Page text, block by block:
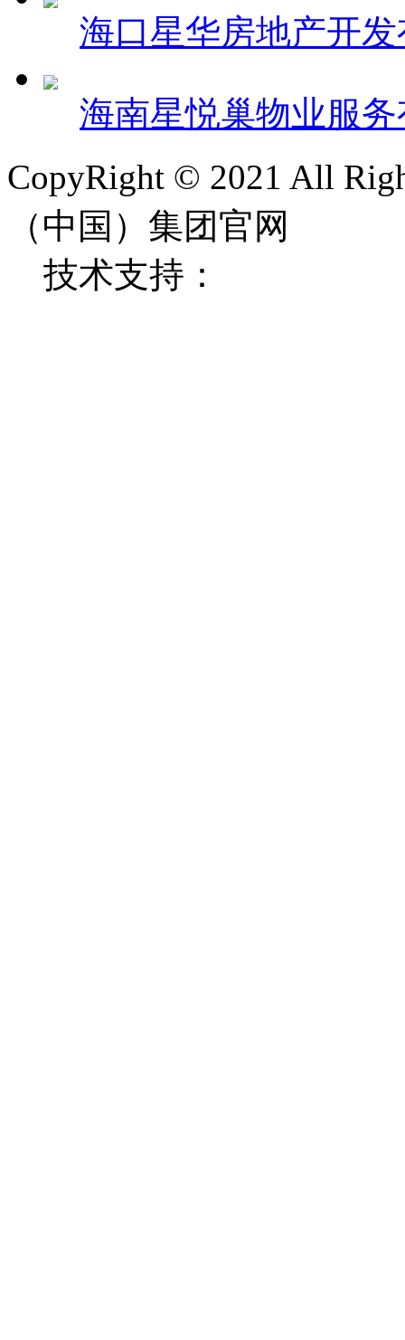
海口星华房地产开
海南星悦巢物业服
CopyRight © 2021 All
（中国）集团官网
技术支持：